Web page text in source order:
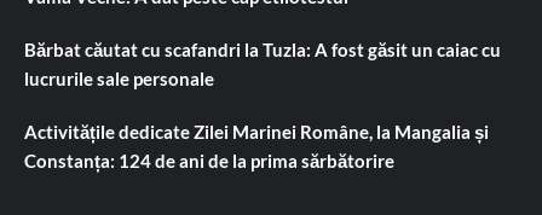
Bărbat căutat cu scafandri la Tuzla: A fost găsit un caiac cu
lucrurile sale personale
Activitățile dedicate Zilei Marinei Române, la Mangalia și
Constanța: 124 de ani de la prima sărbătorire